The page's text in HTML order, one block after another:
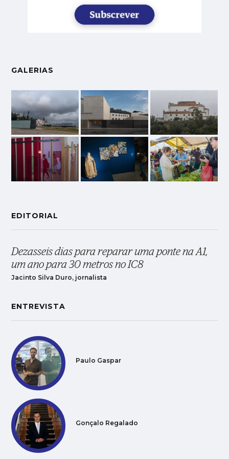
GALERIAS
EDITORIAL
Dezasseis dias para reparar uma ponte na A1,
um ano para 30 metros no IC8
Jacinto Silva Duro, jornalista
ENTREVISTA
Paulo Gaspar
Gonçalo Regalado